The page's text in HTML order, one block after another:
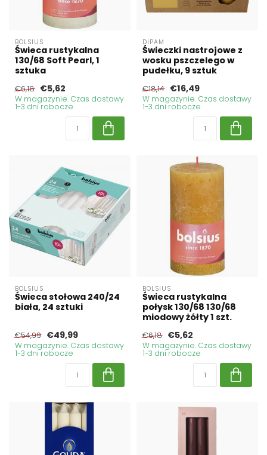
BOLSIUS
Świeca rustykalna
130/68 Soft Pearl, 1
sztuka
€6,18 €5,62
W magazynie. Czas dostawy
1-3 dni robocze
DIPAM
Świeczki nastrojowe z
wosku pszczelego w
pudełku, 9 sztuk
€18,14 €16,49
W magazynie. Czas dostawy
1-3 dni robocze
BOLSIUS
Świeca stołowa 240/24
biała, 24 sztuki
€54,99 €49,99
W magazynie. Czas dostawy
1-3 dni robocze
BOLSIUS
Świeca rustykalna
połysk 130/68 130/68
miodowy żółty 1 szt.
€6,18 €5,62
W magazynie. Czas dostawy
1-3 dni robocze